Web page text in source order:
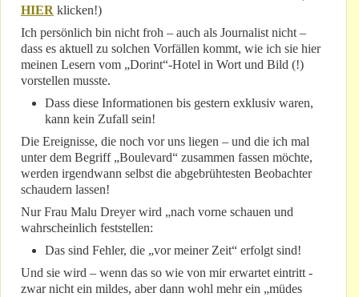
HIER klicken!)
Ich persönlich bin nicht froh – auch als Journalist nicht –
dass es aktuell zu solchen Vorfällen kommt, wie ich sie hier
meinen Lesern vom „Dorint“-Hotel in Wort und Bild (!)
vorstellen musste.
Dass diese Informationen bis gestern exklusiv waren,
kann kein Zufall sein!
Die Ereignisse, die noch vor uns liegen – und die ich mal
unter dem Begriff „Boulevard“ zusammen fassen möchte,
werden irgendwann selbst die abgebrühtesten Beobachter
schaudern lassen!
Nur Frau Malu Dreyer wird „nach vorne schauen und
wahrscheinlich feststellen:
Das sind Fehler, die „vor meiner Zeit“ erfolgt sind!
Und sie wird – wenn das so wie von mir erwartet eintritt -
zwar nicht ein mildes, aber dann wohl mehr ein „müdes